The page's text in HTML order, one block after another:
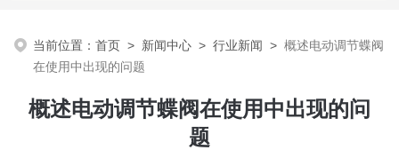
当前位置：首页 > 新闻中心 >行业新闻 >概述电动调节蝶阀
在使用中出现的问题
概述电动调节蝶阀在使用中出现的问
题